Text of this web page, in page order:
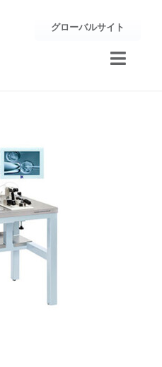
グローバルサイト
Toggle
ート
報
せ